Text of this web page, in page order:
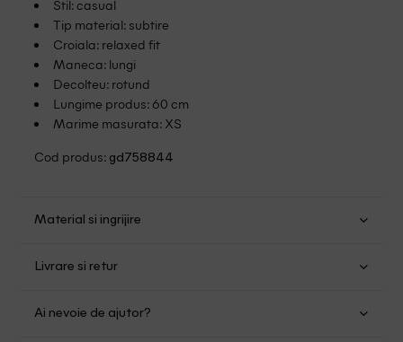
Stil: casual
Tip material: subtire
Croiala: relaxed fit
Maneca: lungi
Decolteu: rotund
Lungime produs: 60 cm
Marime masurata: XS
Cod produs: gd758844
Material si ingrijire
Nu folositi inalbitor
Nu uscati in uscator
Livrare si retur
mare de 149.00 lei.
Ai nevoie de ajutor?